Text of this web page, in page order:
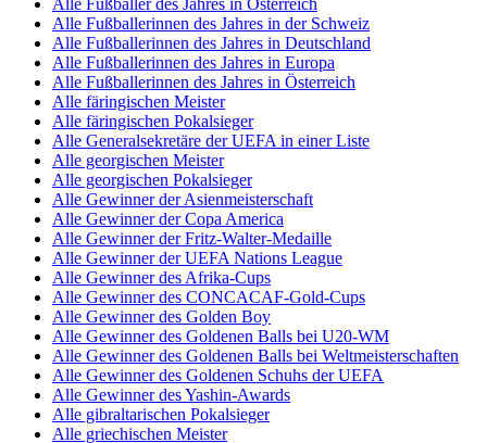
Alle Fußballerinnen des Jahres in der Schweiz
Alle Fußballerinnen des Jahres in Deutschland
Alle Fußballerinnen des Jahres in Europa
Alle Fußballerinnen des Jahres in Österreich
Alle färingischen Meister
Alle färingischen Pokalsieger
Alle Generalsekretäre der UEFA in einer Liste
Alle georgischen Meister
Alle georgischen Pokalsieger
Alle Gewinner der Asienmeisterschaft
Alle Gewinner der Copa America
Alle Gewinner der Fritz-Walter-Medaille
Alle Gewinner der UEFA Nations League
Alle Gewinner des Afrika-Cups
Alle Gewinner des CONCACAF-Gold-Cups
Alle Gewinner des Golden Boy
Alle Gewinner des Goldenen Balls bei U20-WM
Alle Gewinner des Goldenen Balls bei Weltmeisterschaften
Alle Gewinner des Goldenen Schuhs der UEFA
Alle Gewinner des Yashin-Awards
Alle gibraltarischen Pokalsieger
Alle griechischen Meister